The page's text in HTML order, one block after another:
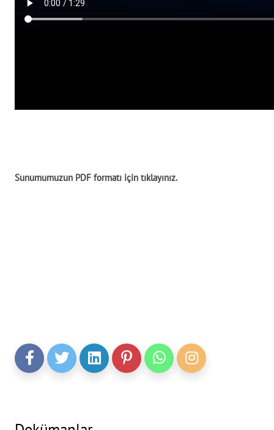
Sunumumuzun PDF formatı için tıklayınız.